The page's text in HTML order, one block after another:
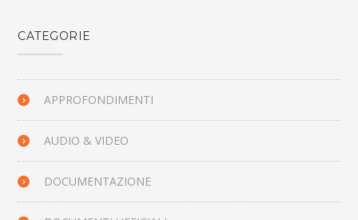
CATEGORIE
APPROFONDIMENTI
AUDIO & VIDEO
DOCUMENTAZIONE